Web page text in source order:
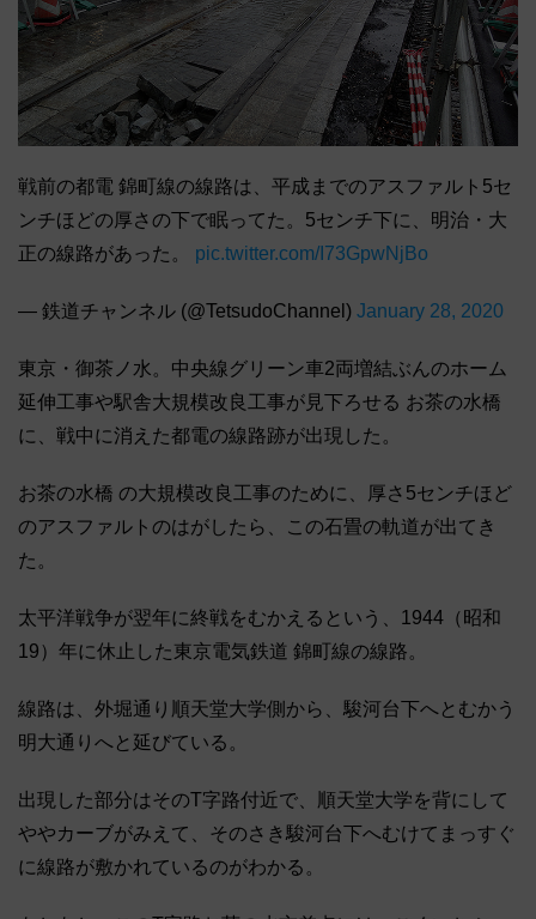
戦前の都電 錦町線の線路は、平成までのアスファルト5セ
ンチほどの厚さの下で眠ってた。5センチ下に、明治・大
正の線路があった。 pic.twitter.com/I73GpwNjBo
— 鉄道チャンネル (@TetsudoChannel) January 28, 2020
東京・御茶ノ水。中央線グリーン車2両増結ぶんのホーム
延伸工事や駅舎大規模改良工事が見下ろせる お茶の水橋
に、戦中に消えた都電の線路跡が出現した。
お茶の水橋 の大規模改良工事のために、厚さ5センチほど
のアスファルトのはがしたら、この石畳の軌道が出てき
た。
太平洋戦争が翌年に終戦をむかえるという、1944（昭和
19）年に休止した東京電気鉄道 錦町線の線路。
線路は、外堀通り順天堂大学側から、駿河台下へとむかう
明大通りへと延びている。
出現した部分はそのT字路付近で、順天堂大学を背にして
ややカーブがみえて、そのさき駿河台下へむけてまっすぐ
に線路が敷かれているのがわかる。